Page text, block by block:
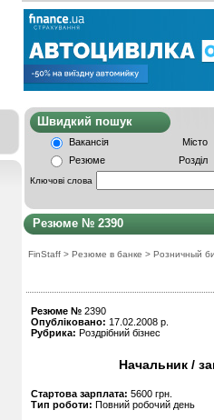
Швидкий
Вакансія
Місто
Резюме
Розділ
Ключові слова
Резюме № 2390
FinStaff > Резюме в банке > Розничный
Резюме № 2390
Опубліковано: 17.02.2008 р.
Рубрика: Роздрібний бізнес
Начальник /
Стартова зарплата: 5600 грн.
Тип роботи: Повний робочий день